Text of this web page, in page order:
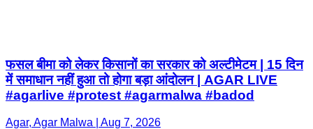
फसल बीमा को लेकर किसानों का सरकार को अल्टीमेटम | 15 दिन
में समाधान नहीं हुआ तो होगा बड़ा आंदोलन | AGAR LIVE
#agarlive #protest #agarmalwa #badod
Agar, Agar Malwa | Aug 7, 2026